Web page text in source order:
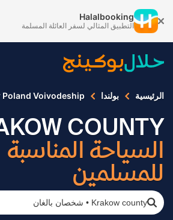
Halalbooking
التطبيق المثالي لسفر العائلة المسلمة
الرئيسية بولندا Poland Voivodeship
COUNTY
السياحة المناسبة
للمسلمين
Krakow county
• شخصان بالغان